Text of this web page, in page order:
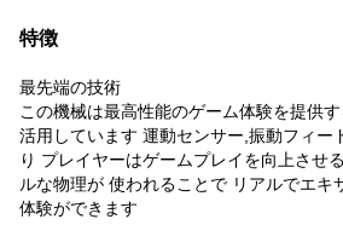
特徴
最先端の技術
この機械は最高性能のゲーム体験を提供
活用しています 運動センサー,振動フィー
り プレイヤーはゲームプレイを向上させ
ルな物理が 使われることで リアルでエキ
体験ができます